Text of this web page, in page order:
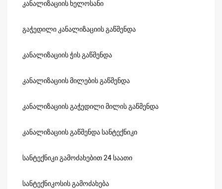
კანალიზაციის ხელოსანი
გაჭედილი კანალიზაციის გაწმენდა
კანალიზაციის ჭის გაწმენდა
კანალიზაციის მილების გაწმენდა
კანალიზაციის გაჭედილი მილის გაწმენდა
კანალიზაციის გაწმენდა სანტექნიკი
სანტექნიკი გამოძახებით 24 საათი
სანტექნიკოსის გამოძახება